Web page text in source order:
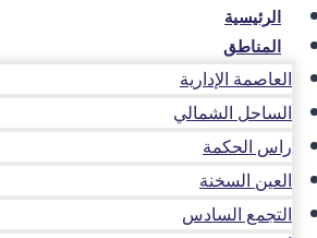
الرئيسية
المناطق
العاصمة الإدارية
الساحل الشمالي
راس الحكمة
العين السخنة
التجمع السادس